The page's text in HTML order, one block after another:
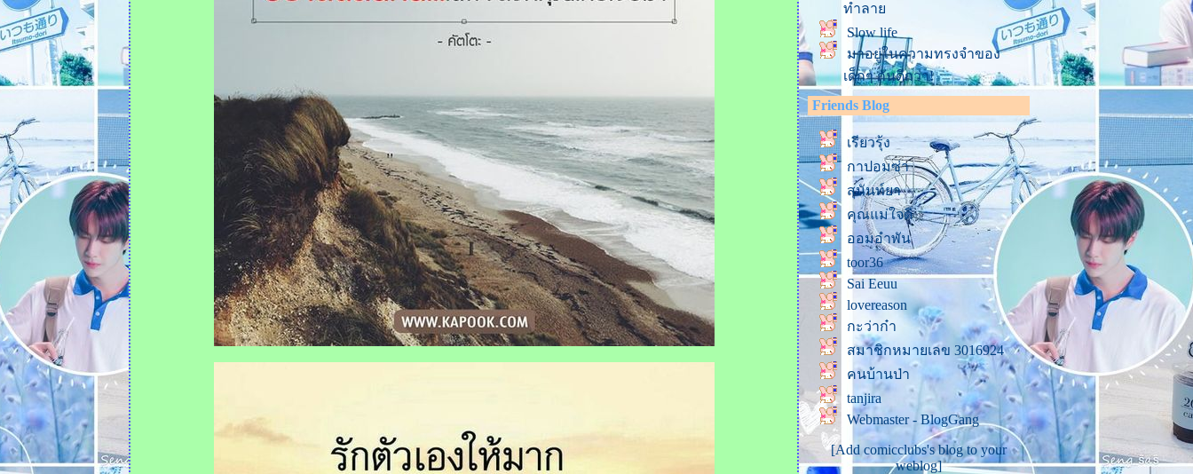
ทำลา
Slow life
มาอยู่ในความทรงจำของ
เด็กๆ กันดีกว่า!
ชร์ธรรมะ (2)
ชร์ธรรมะ (1)
รักตัวเองให้มากๆ นะลูก
(ข้อคิดจากฟ้าเพียงดิน ตอนที่
6)
ข้อคิดจากการมองดูพี่เสือทาง
TikTok
คู่ครองที่สมบูรณ์แบบ
ภาพสีขาวที่มีจุดสีดำ
Quotes คำคม (34)
Quotes คำคม (33)
บันทึกคำพูดของพี่เสือจากไลฟ์
สด (3 พ.ย. 64)
ธรรมะที่แม่บันทึก (24)
ชรากาล ที่น่ารัก (แม่ส่งมาให้
ทางไลน์)
ธรรมะที่แม่บันทึก (23)
Friends Blog
เรียวรุ้ง
กาปอมซ่า
สุนันท์ยา
คุณแม่ใจดี
ออมอำพัน
toor36
Sai Eeuu
lovereason
กะว่าก๋า
สมาชิกหมายเลข 3016924
คนบ้านป่า
tanjira
Webmaster - BlogGang
[Add comicclubs's blog to your
weblog]